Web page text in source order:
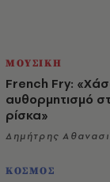
ΜΟΥΣΙΚΗ
French Fry:
αυθορμητισμό
ρίσκα»
Δημήτρης
ΚΟΣΜΟΣ